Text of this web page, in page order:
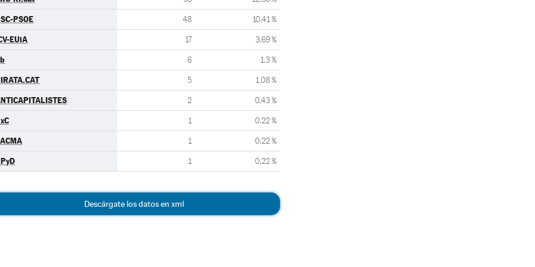
PSOE 48 10,41 %
EUiA 17 3,69 %
6 1,3 %
5 1,08 %
2 0,43 %
1 0,22 %
1 0,22 %
1 0,22 %
Descárgate los datos en xml